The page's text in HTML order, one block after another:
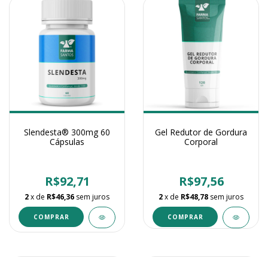
Slendesta® 300mg 60
Cápsulas
R$92,71
2x de R$46,36 sem juros
Gel Redutor de Gordura
Corporal
R$97,56
2x de R$48,78 sem juros
COMPRAR